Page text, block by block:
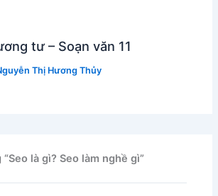
tư – Soạn văn 11
Thị Hương Thủy
là gì? Seo làm nghề gì”